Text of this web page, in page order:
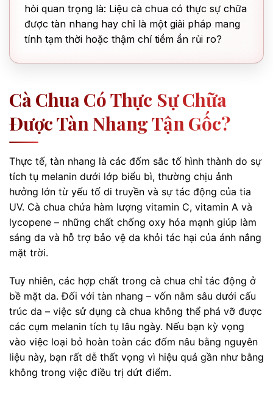
hỏi quan trọng là: Liệu cà chua có thực sự chữa
được tàn nhang hay chỉ là một giải pháp mang
tính tạm thời hoặc thậm chí tiềm ẩn rủi ro?
Cà Chua Có Thực Sự Chữa
Được Tàn Nhang Tận Gốc?
Thực tế, tàn nhang là các đốm sắc tố hình thành do sự
tích tụ melanin dưới lớp biểu bì, thường chịu ảnh
hưởng lớn từ yếu tố di truyền và sự tác động của tia
UV. Cà chua chứa hàm lượng vitamin C, vitamin A và
lycopene – những chất chống oxy hóa mạnh giúp làm
sáng da và hỗ trợ bảo vệ da khỏi tác hại của ánh nắng
mặt trời.
Tuy nhiên, các hợp chất trong cà chua chỉ tác động ở
bề mặt da. Đối với tàn nhang – vốn nằm sâu dưới cấu
trúc da – việc sử dụng cà chua không thể phá vỡ được
các cụm melanin tích tụ lâu ngày. Nếu bạn kỳ vọng
vào việc loại bỏ hoàn toàn các đốm nâu bằng nguyên
liệu này, bạn rất dễ thất vọng vì hiệu quả gần như bằng
không trong việc điều trị dứt điểm.